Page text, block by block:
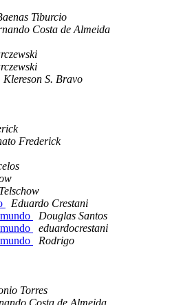
Tiburcio
Costa de Almeida
Klereson S. Bravo
Frederick
Eduardo Crestani
Douglas Santos
eduardocrestani
Rodrigo
Torres